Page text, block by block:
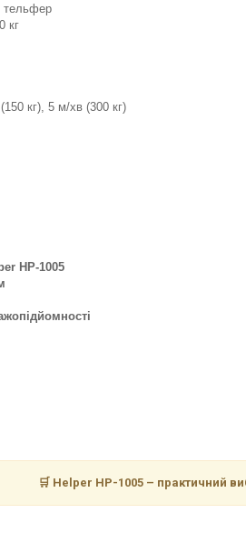
тельфер
кг
кг), 5 м/хв (300 кг)
HP-1005
🛒 Helper HP-1005 – практичний